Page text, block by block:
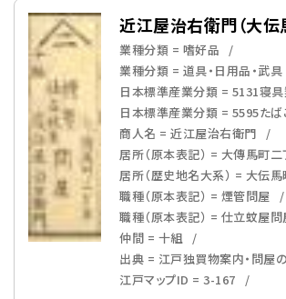
近江屋治右衛門（大伝
業種分類 = 嗜好品
業種分類 = 道具・日用品・武具
日本標準産業分類 = 5131寝
日本標準産業分類 = 5595たば
商人名 = 近江屋治右衛門
居所（原本表記） = 大傳馬町
居所（歴史地名大系） = 大伝
職種（原本表記） = 煙管問屋
職種（原本表記） = 仕立蚊屋問
仲間 = 十組
出典 = 江戸独買物案内・問屋
江戸マップID = 3-167